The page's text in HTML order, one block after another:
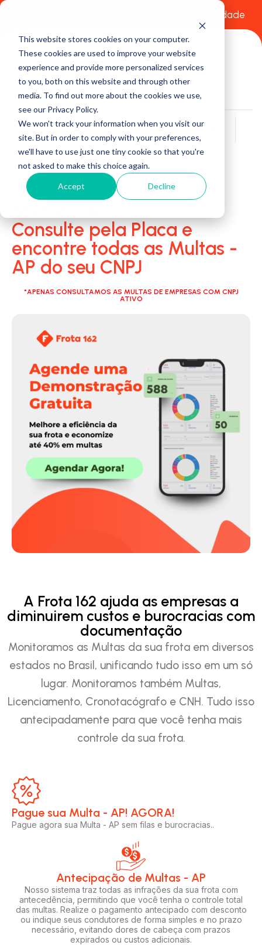
This website stores cookies on your computer.
These cookies are used to improve your website
experience and provide more personalized services
to you, both on this website and through other
media. To find out more about the cookies we use,
see our Privacy Policy.
We won't track your information when you visit our
site. But in order to comply with your preferences,
we'll have to use just one tiny cookie so that you're
not asked to make this choice again.
Accept Decline
Política de Privacidade
Buscar
Consulte pela Placa e
encontre todas as Multas -
AP do seu CNPJ
*APENAS CONSULTAMOS AS MULTAS DE EMPRESAS COM CNPJ
ATIVO
A Frota 162 ajuda as empresas a
diminuirem custos e burocracias com
documentação
Monitoramos as Multas da sua frota em diversos
estados no Brasil, unificando tudo isso em um só
lugar. Monitoramos também Multas,
Licenciamento, Cronotacógrafo e CNH. Tudo isso
antecipadamente para que você tenha mais
controle da sua frota.
Pague sua Multa - AP! AGORA!​
Pague agora sua Multa - AP sem filas e burocracias..
Antecipação de Multas - AP
Nosso sistema traz todas as infrações da sua frota com
antecedência, permitindo que você tenha o controle total
das multas. Realize o pagamento antecipado com desconto
ou indique seus condutores de forma simples e no prazo
necessário, evitando dores de cabeça com prazos
expirados ou custos adicionais.